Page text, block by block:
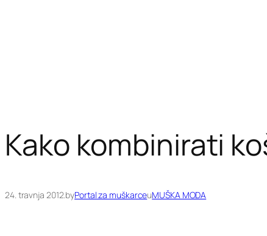
Kako kombinirati
24. travnja 2012.byPortal za muškarceuMUŠKA MODA